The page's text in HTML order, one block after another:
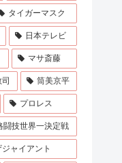
タイガーマスク
日本テレビ
マサ斎藤
筒美京平
プロレス
闘技世界一決定戦
ャイアント